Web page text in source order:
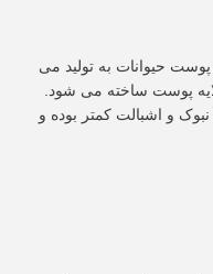
حیوانات به تولید می
پوست ساخته می شود.
و اشبالت کمتر بوده و